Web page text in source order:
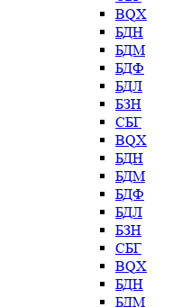
BQX
БДН
БДМ
БДФ
БДЛ
БЗН
СБГ
BQX
БДН
БДМ
БДФ
БДЛ
БЗН
СБГ
BQX
БДН
БДМ